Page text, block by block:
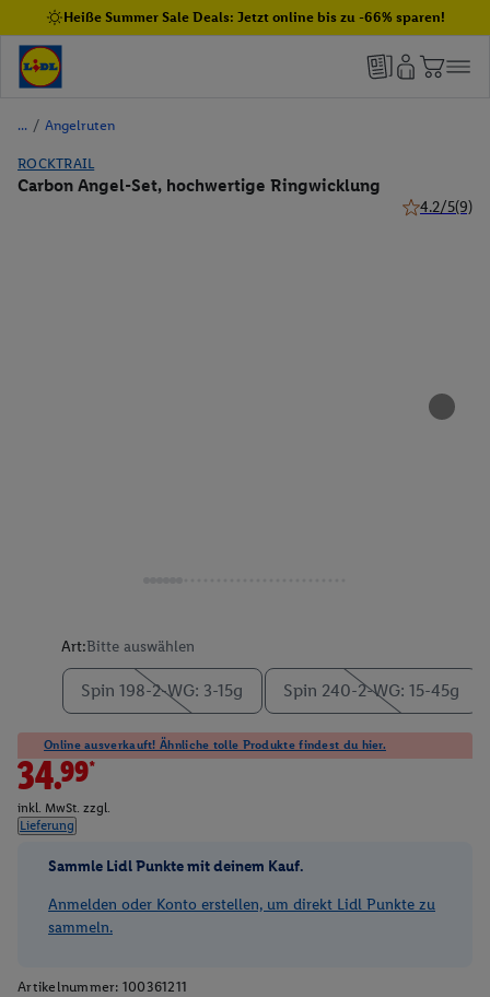
Heiße Summer Sale Deals: Jetzt online bis zu -66% sparen!
/ Angelruten
ROCKTRAIL
Carbon Angel-Set, hochwertige Ringwicklung
4.2/5(9)
Art:Bitte auswählen
Spin 198-2-WG: 3-15g Spin 240-2-WG: 15-45g
Online ausverkauft! Ähnliche tolle Produkte findest du hier.
34.99*
inkl. MwSt. zzgl.
Lieferung
Sammle Lidl Punkte mit deinem Kauf.
Anmelden oder Konto erstellen, um direkt Lidl Punkte zu
sammeln.
Artikelnummer: 100361211